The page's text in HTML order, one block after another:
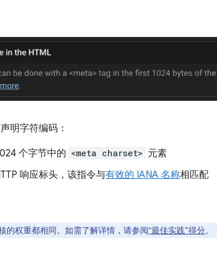
明字符编码：
个字节中的 <meta charset> 元素
响应标头，该指令与有效的 IANA 名称相匹配
的权重都相同。如需了解详情，请参阅“最佳实践”得分。